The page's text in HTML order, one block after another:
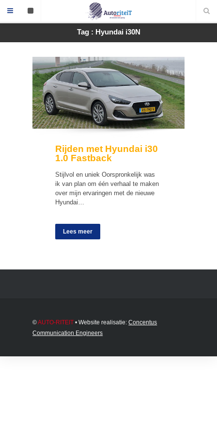
Tag : Hyundai i30N
Rijden met Hyundai i30
1.0 Fastback
Stijlvol en uniek Oorspronkelijk was
ik van plan om één verhaal te maken
over mijn ervaringen met de nieuwe
Hyundai…
Lees meer
©AUTO-RITEIT • Website realisatie:Concentus
Communication Engineers